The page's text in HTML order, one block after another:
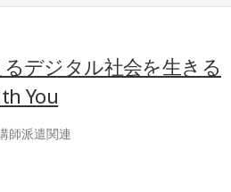
るデジタル社会を生きる
You
師派遣関連